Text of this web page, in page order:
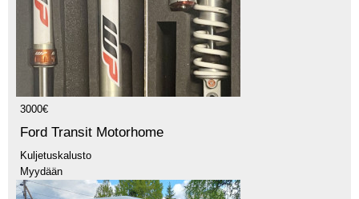
3000€
Ford Transit Motorhome
Kuljetuskalusto
Myydään